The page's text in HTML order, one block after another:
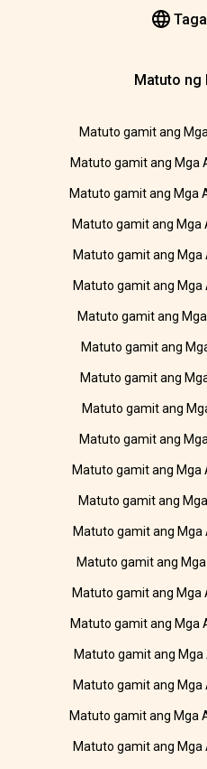
Matuto ng
Matuto gamit ang
Matuto gamit ang Mga
Matuto gamit ang Mga
Matuto gamit ang Mga
Matuto gamit ang Mga
Matuto gamit ang Mga
Matuto gamit ang
Matuto gamit ang
Matuto gamit ang
Matuto gamit ang
Matuto gamit ang
Matuto gamit ang Mga
Matuto gamit ang
Matuto gamit ang Mga
Matuto gamit ang
Matuto gamit ang Mga
Matuto gamit ang Mga
Matuto gamit ang Mga
Matuto gamit ang Mga
Matuto gamit ang Mga
Matuto gamit ang Mga